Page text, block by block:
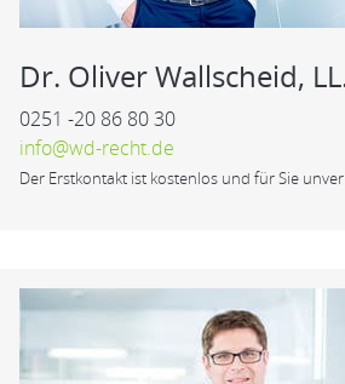
Dr. Oliver Wallscheid,
0251 -20 86 80 30
info@wd-recht.de
Der Erstkontakt ist kostenlos und für Sie